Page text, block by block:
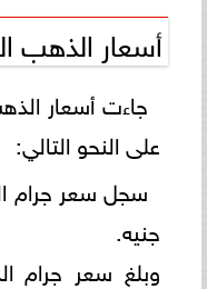
أسعار الذهب
جاءت أسعار
على النحو التالي:
جنيه.